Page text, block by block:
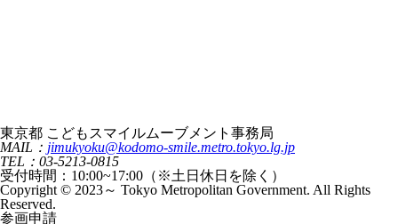
東京都 こどもスマイルムーブメント事務局
MAIL： jimukyoku@kodomo-smile.metro.tokyo.lg.jp
TEL：03-5213-0815
受付時間：10:00~17:00（※土日休日を除く）
Copyright © 2023～ Tokyo Metropolitan Government. All Rights
Reserved.
参画申請